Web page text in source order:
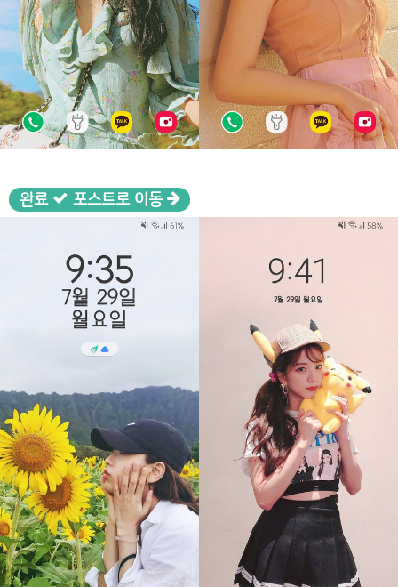
완료 포스트로 이동